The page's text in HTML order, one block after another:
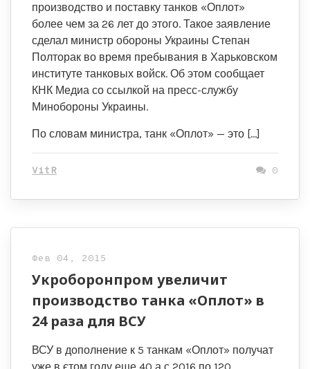
производство и поставку танков «Оплот»
более чем за 26 лет до этого. Такое заявление
сделал министр обороны Украины Степан
Полторак во время пребывания в Харьковском
институте танковых войск. Об этом сообщает
КНК Медиа со ссылкой на пресс-службу
Минобороны Украины.
По словам министра, танк «Оплот» — это […]
VitR 0
Фев 04, 2015
Укроборонпром увеличит
производство танка «Оплот» в
24 раза для ВСУ
ВСУ в дополнение к 5 танкам «Оплот» получат